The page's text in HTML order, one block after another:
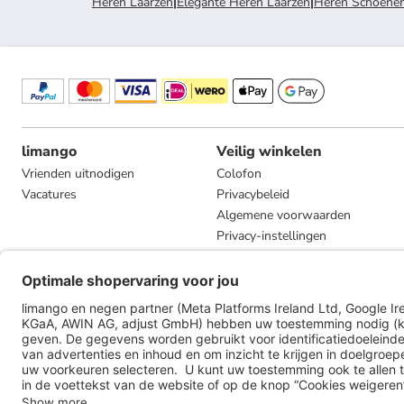
limango
Vrienden uitnodigen
Vacatures
Veilig winkelen
Colofon
Privacybeleid
Algemene voorwaarden
Privacy-instellingen
Compliance